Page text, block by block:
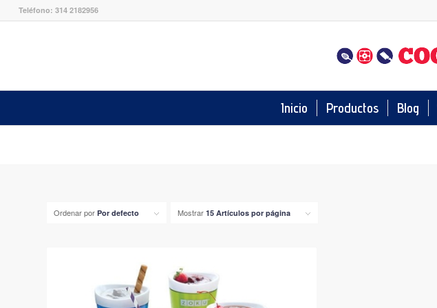
Teléfono: 314 2182956
Inicio Productos Blog
Ordenar por Por defecto Mostrar 15 Artículos por página